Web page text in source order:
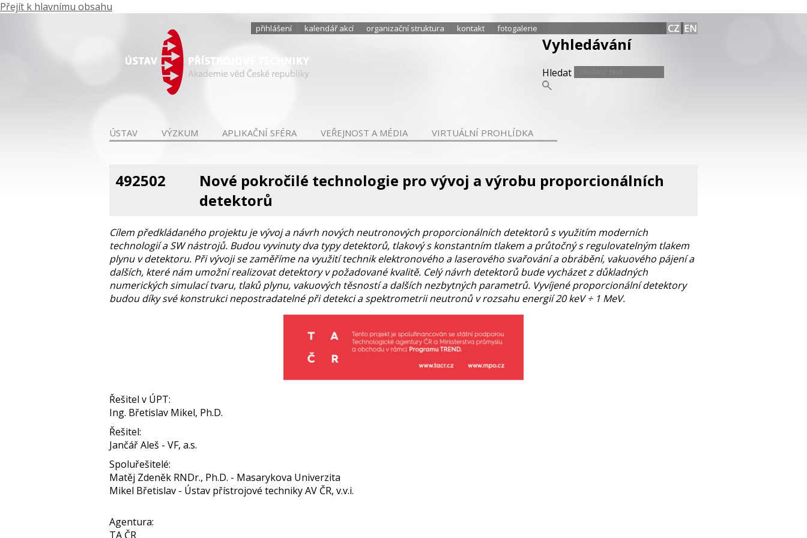
Přejít k hlavnímu obsahu
přihlášení kalendář akcí organizační struktura kontakt fotogalerie
Vyhledávání
Hledat
ÚSTAV VÝZKUM APLIKAČNÍ SFÉRA VEŘEJNOST A MÉDIA VIRTUÁLNÍ PROHLÍDKA
492502
Nové pokročilé technologie pro vývoj a výrobu proporcionálních
detektorů
Cílem předkládaného projektu je vývoj a návrh nových neutronových proporcionálních detektorů s využitím moderních
technologií a SW nástrojů. Budou vyvinuty dva typy detektorů, tlakový s konstantním tlakem a průtočný s regulovatelným tlakem
plynu v detektoru. Při vývoji se zaměříme na využití technik elektronového a laserového svařování a obrábění, vakuového pájení a
dalších, které nám umožní realizovat detektory v požadované kvalitě. Celý návrh detektorů bude vycházet z důkladných
numerických simulací tvaru, tlaků plynu, vakuových těsností a dalších nezbytných parametrů. Vyvíjené proporcionální detektory
budou díky své konstrukci nepostradatelné při detekci a spektrometrii neutronů v rozsahu energií 20 keV ÷ 1 MeV.
Řešitel v ÚPT:
Ing. Břetislav Mikel, Ph.D.
Řešitel:
Jančář Aleš - VF, a.s.
Spoluřešitelé:
Matěj Zdeněk RNDr., Ph.D. - Masarykova Univerzita
Mikel Břetislav - Ústav přístrojové techniky AV ČR, v.v.i.
Agentura:
TA ČR